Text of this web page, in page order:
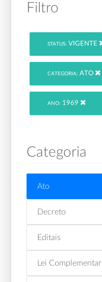
Filtro
STATUS: VIGENTE
CATEGORIA: ATO
ANO: 1969
Categoria
Ato
Decreto
Editais
Lei Complementar